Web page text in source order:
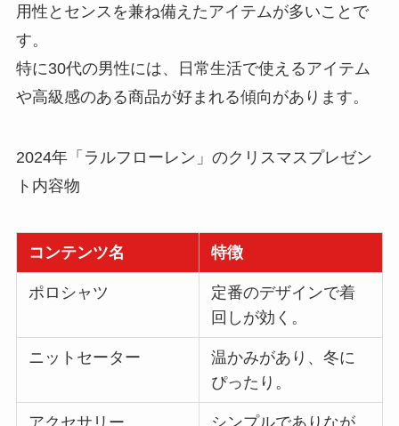
用性とセンスを兼ね備えたアイテムが多いことで
す。
特に30代の男性には、日常生活で使えるアイテム
や高級感のある商品が好まれる傾向があります。
2024年「ラルフローレン」のクリスマスプレゼン
ト内容物
コンテンツ名 特徴
ポロシャツ
定番のデザインで着
回しが効く。
ニットセーター
温かみがあり、冬に
ぴったり。